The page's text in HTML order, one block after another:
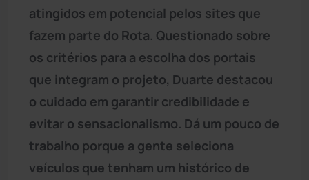
atingidos em potencial pelos sites que
fazem parte do Rota. Questionado sobre
os critérios para a escolha dos portais
que integram o projeto, Duarte destacou
o cuidado em garantir credibilidade e
evitar o sensacionalismo. Dá um pouco de
trabalho porque a gente seleciona
veículos que tenham um histórico de